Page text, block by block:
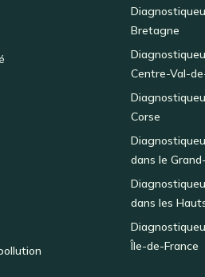
Bretagne
Centre-Val-
Corse
dans le
dans les
Île-de-France